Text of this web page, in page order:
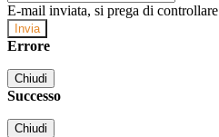
E-mail inviata, si prega di
Errore
Chiudi
Successo
Chiudi